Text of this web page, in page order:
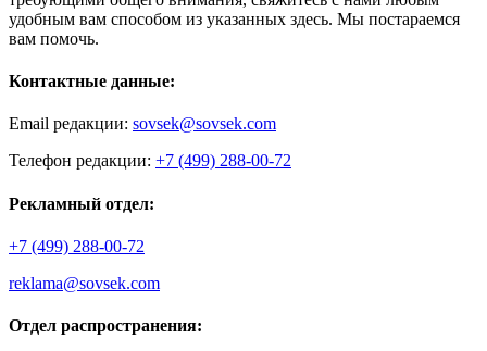
удобным вам способом из указанных здесь. Мы постараемся
вам помочь.
Контактные данные:
Email редакции: sovsek@sovsek.com
Телефон редакции: +7 (499) 288-00-72
Рекламный отдел:
+7 (499) 288-00-72
reklama@sovsek.com
Отдел распространения: